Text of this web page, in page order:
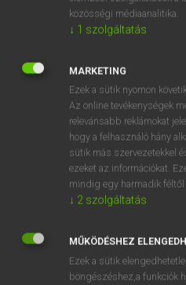
DÍJMENTES ANGOL SZÓTÁR
snake-oil
snakeroot
snakeskin
közösségi médiaanalitika.
↓ 1 szolgáltatás
MARKETING
Ezek a sütik nyomon
Az online tevékenységek
relevánsabb reklámokat
hogy a felhasználó hány
sütik más szervezetekkel
ezeket az információkat.
mindig egy harmadik féltől
↓ 2 szolgáltatás
MŰKÖDÉSHEZ
Ezek a sütik
böngészéshez,a funkciók